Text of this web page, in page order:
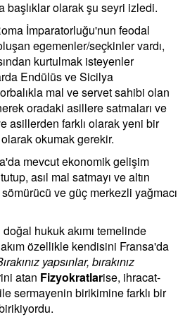
olarak şu seyri izledi.
İmparatorluğu'nun feodal
egemenler/seçkinler vardı,
kurtulmak isteyenler
Endülüs ve Sicilya
mal ve servet sahibi olan
oradaki asillere satmaları ve
asillerden farklı olarak yeni bir
okumak gerekir.
mevcut ekonomik gelişim
asıl mal satmayı ve altın
ve güç merkezli yağmacı
hukuk akımı temelinde
özellikle kendisini Fransa'da
yapsınlar, bırakınız
atan Fizyokratlarise, ihracat-
sermayenin birikimine farklı bir